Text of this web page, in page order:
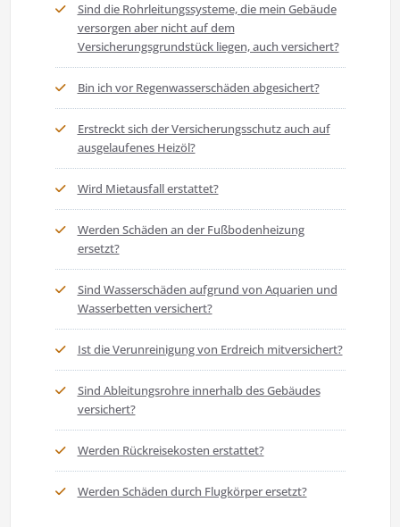
Sind die Rohrleitungssysteme, die mein Gebäude
versorgen aber nicht auf dem
Versicherungsgrundstück liegen, auch versichert?
Bin ich vor Regenwasserschäden abgesichert?
Erstreckt sich der Versicherungsschutz auch auf
ausgelaufenes Heizöl?
Wird Mietausfall erstattet?
Werden Schäden an der Fußbodenheizung
ersetzt?
Sind Wasserschäden aufgrund von Aquarien und
Wasserbetten versichert?
Ist die Verunreinigung von Erdreich mitversichert?
Sind Ableitungsrohre innerhalb des Gebäudes
versichert?
Werden Rückreisekosten erstattet?
Werden Schäden durch Flugkörper ersetzt?